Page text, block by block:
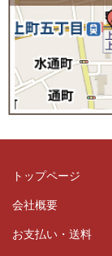
トップページ
会社概要
お支払い・送料